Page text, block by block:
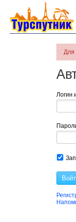
Для
Логин